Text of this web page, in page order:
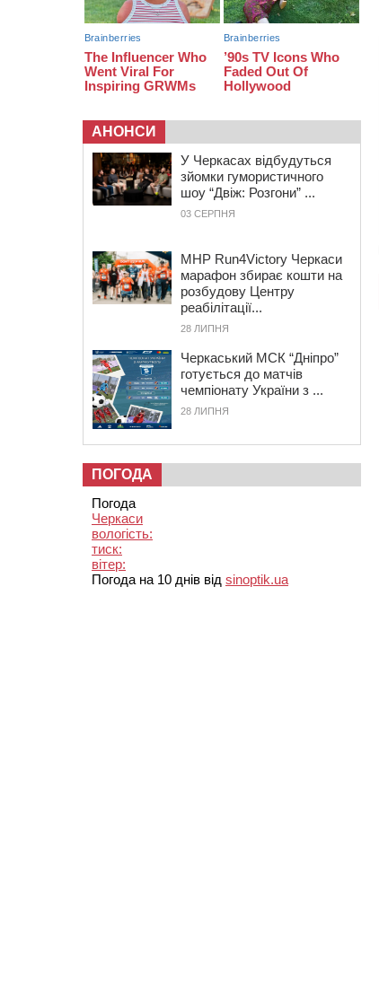
АНОНСИ
У Черкасах відбудуться
зйомки гумористичного
шоу “Двіж: Розгони” ...
03 СЕРПНЯ
MHP Run4Victory Черкаси
марафон збирає кошти на
розбудову Центру
реабілітації...
28 ЛИПНЯ
Черкаський МСК “Дніпро”
готується до матчів
чемпіонату України з ...
28 ЛИПНЯ
ПОГОДА
Погода
Черкаси
вологість:
тиск:
вітер:
Погода на 10 днів від sinoptik.ua